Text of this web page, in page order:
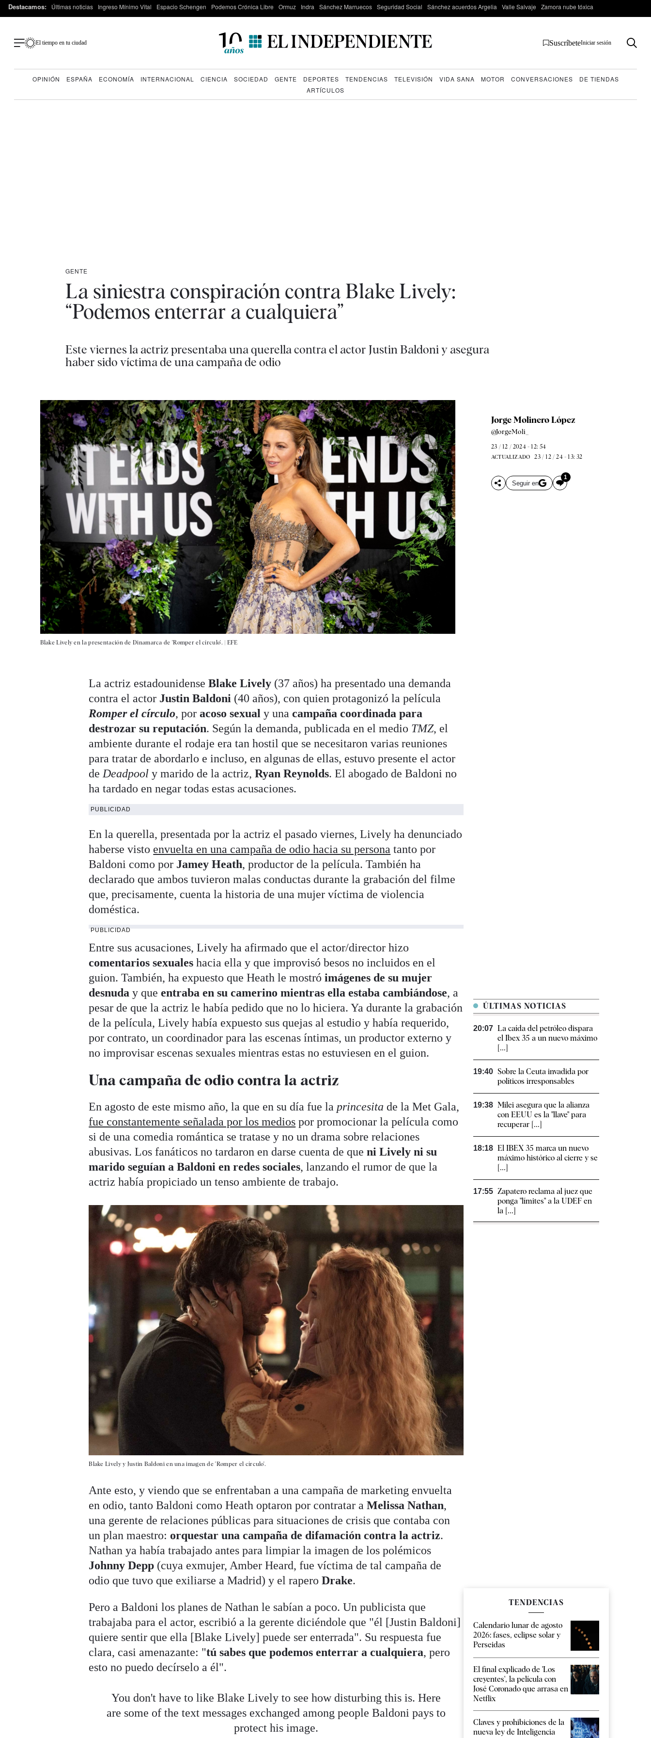
Destacamos: Últimas noticias Ingreso Mínimo Vital Espacio Schengen Podemos Crónica Libre Ormuz Indra Sánchez Marruecos Seguridad Social Sánchez acuerdos Argelia Valle Salvaje Zamora nube tóxica
El tiempo en tu ciudad SuscríbeteIniciar sesión
OPINIÓN ESPAÑA ECONOMÍA INTERNACIONAL CIENCIA SOCIEDAD GENTE DEPORTES TENDENCIAS TELEVISIÓN VIDA SANA MOTOR CONVERSACIONES
DE TIENDAS
ARTÍCULOS
GENTE
La siniestra conspiración contra Blake Lively:
“Podemos enterrar a cualquiera”
Este viernes la actriz presentaba una querella contra el actor Justin Baldoni y asegura
haber sido víctima de una campaña de odio
Blake Lively en la presentación de Dinamarca de 'Romper el círculo'. | EFE
Jorge Molinero López
@JorgeMoli_
23 / 12 / 2024 - 12: 54
ACTUALIZADO 23 / 12 / 24 - 13: 32
Seguir en
1
La actriz estadounidenseBlake Lively (37 años) ha presentado una demanda
contra el actor Justin Baldoni (40 años), con quien protagonizó la película
Romper el círculo, poracoso sexual y unacampaña coordinada para
destrozar su reputación. Según la demanda, publicada en el medio TMZ, el
ambiente durante el rodaje era tan hostil que se necesitaron varias reuniones
para tratar de abordarlo e incluso, en algunas de ellas, estuvo presente el actor
de Deadpool y marido de la actriz,Ryan Reynolds. El abogado de Baldoni no
ha tardado en negar todas estas acusaciones.
PUBLICIDAD
En la querella, presentada por la actriz el pasado viernes, Lively ha denunciado
haberse visto envuelta en una campaña de odio hacia su persona tanto por
Baldoni como por Jamey Heath, productor de la película. También ha
declarado que ambos tuvieron malas conductas durante la grabación del filme
que, precisamente, cuenta la historia de una mujer víctima de violencia
doméstica.
PUBLICIDAD
Entre sus acusaciones, Lively ha afirmado que el actor/director hizo
comentarios sexuales hacia ella y que improvisó besos no incluidos en el
guion. También, ha expuesto que Heath le mostróimágenes de su mujer
desnuda y queentraba en su camerino mientras ella estaba cambiándose, a
pesar de que la actriz le había pedido que no lo hiciera. Ya durante la grabación
de la película, Lively había expuesto sus quejas al estudio y había requerido,
por contrato, un coordinador para las escenas íntimas, un productor externo y
no improvisar escenas sexuales mientras estas no estuviesen en el guion.
Una campaña de odio contra la actriz
En agosto de este mismo año, la que en su día fue la princesita de la Met Gala,
fue constantemente señalada por los medios por promocionar la película como
si de una comedia romántica se tratase y no un drama sobre relaciones
abusivas. Los fanáticos no tardaron en darse cuenta de queni Lively ni su
marido seguían a Baldoni en redes sociales, lanzando el rumor de que la
actriz había propiciado un tenso ambiente de trabajo.
Blake Lively y Justin Baldoni en una imagen de 'Romper el círculo'.
Ante esto, y viendo que se enfrentaban a una campaña de marketing envuelta
en odio, tanto Baldoni como Heath optaron por contratar aMelissa Nathan,
una gerente de relaciones públicas para situaciones de crisis que contaba con
un plan maestro: orquestar una campaña de difamación contra la actriz.
Nathan ya había trabajado antes para limpiar la imagen de los polémicos
Johnny Depp (cuya exmujer, Amber Heard, fue víctima de tal campaña de
odio que tuvo que exiliarse a Madrid) y el raperoDrake.
Pero a Baldoni los planes de Nathan le sabían a poco. Un publicista que
trabajaba para el actor, escribió a la gerente diciéndole que "él [Justin Baldoni]
quiere sentir que ella [Blake Lively] puede ser enterrada". Su respuesta fue
clara, casi amenazante: "tú sabes que podemos enterrar a cualquiera, pero
esto no puedo decírselo a él".
You don't have to like Blake Lively to see how disturbing this is. Here
are some of the text messages exchanged among people Baldoni pays to
protect his image.
ÚLTIMAS NOTICIAS
20:07 La caída del petróleo dispara
el Ibex 35 a un nuevo máximo
[...]
19:40 Sobre la Ceuta invadida por
políticos irresponsables
19:38 Milei asegura que la alianza
con EEUU es la "llave" para
recuperar [...]
18:18 El IBEX 35 marca un nuevo
máximo histórico al cierre y se
[...]
17:55 Zapatero reclama al juez que
ponga "límites" a la UDEF en
la [...]
TENDENCIAS
Calendario lunar de agosto
2026: fases, eclipse solar y
Perseidas
El final explicado de 'Los
creyentes', la película con
José Coronado que arrasa en
Netflix
Claves y prohibiciones de la
nueva ley de Inteligencia